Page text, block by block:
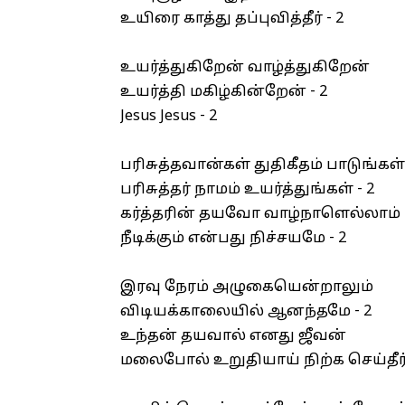
உயிரை காத்து தப்புவித்தீர் - 2
உயர்த்துகிறேன் வாழ்த்துகிறேன்
உயர்த்தி மகிழ்கின்றேன் - 2
Jesus Jesus - 2
பரிசுத்தவான்கள் துதிகீதம் பாடுங்கள்
பரிசுத்தர் நாமம் உயர்த்துங்கள் - 2
கர்த்தரின் தயவோ வாழ்நாளெல்லாம்
நீடிக்கும் என்பது நிச்சயமே - 2
இரவு நேரம் அழுகையென்றாலும்
விடியக்காலையில் ஆனந்தமே - 2
உந்தன் தயவால் எனது ஜீவன்
மலைபோல் உறுதியாய் நிற்க செய்தீர்